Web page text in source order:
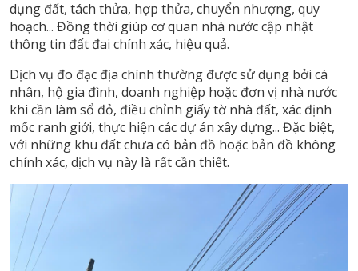
dụng đất, tách thửa, hợp thửa, chuyển nhượng, quy
hoạch... Đồng thời giúp cơ quan nhà nước cập nhật
thông tin đất đai chính xác, hiệu quả.
Dịch vụ đo đạc địa chính thường được sử dụng bởi cá
nhân, hộ gia đình, doanh nghiệp hoặc đơn vị nhà nước
khi cần làm sổ đỏ, điều chỉnh giấy tờ nhà đất, xác định
mốc ranh giới, thực hiện các dự án xây dựng... Đặc biệt,
với những khu đất chưa có bản đồ hoặc bản đồ không
chính xác, dịch vụ này là rất cần thiết.